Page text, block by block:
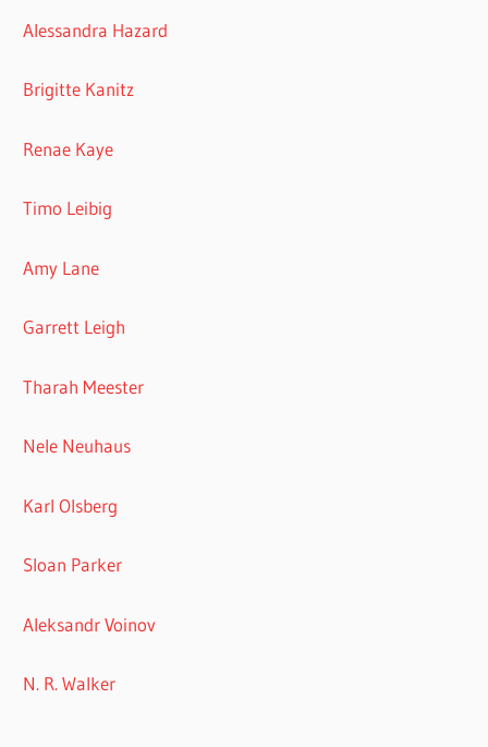
Alessandra Hazard
Brigitte Kanitz
Renae Kaye
Timo Leibig
Amy Lane
Garrett Leigh
Tharah Meester
Nele Neuhaus
Karl Olsberg
Sloan Parker
Aleksandr Voinov
N. R. Walker